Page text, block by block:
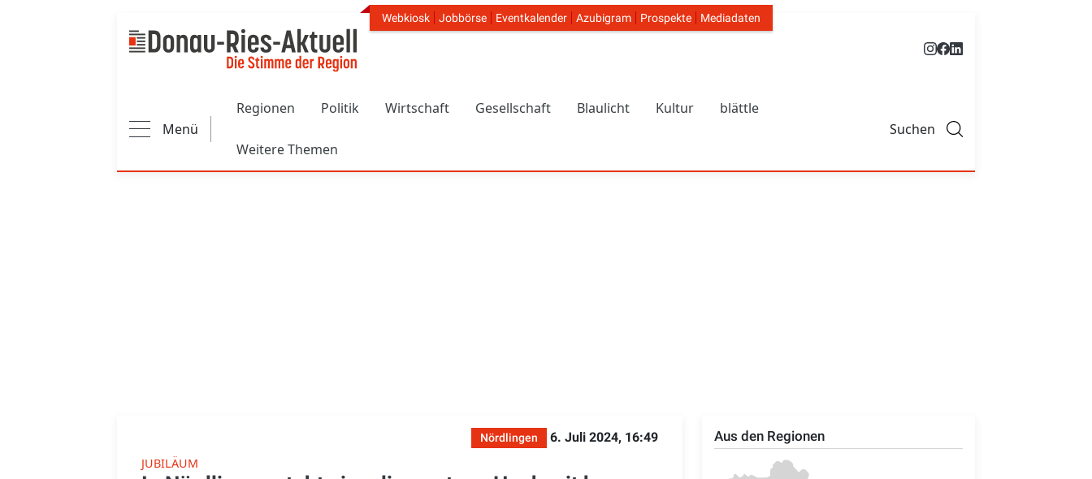
Header Navigation
Webkiosk Jobbörse Eventkalender Azubigram Prospekte Mediadaten
Menü
Regionen Politik Wirtschaft Gesellschaft Blaulicht Kultur blättle
Weitere Themen
Suchen
Nördlingen
6. Juli 2024, 16:49
JUBILÄUM
Aus den Regionen